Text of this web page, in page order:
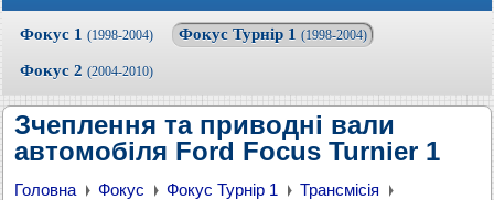
Фокус 1 (1998-2004) Фокус Турнір 1 (1998-2004)
Фокус 2 (2004-2010)
Зчеплення та приводні вали
автомобіля Ford Focus Turnier 1
Головна Фокус Фокус Турнір 1
Трансмісія